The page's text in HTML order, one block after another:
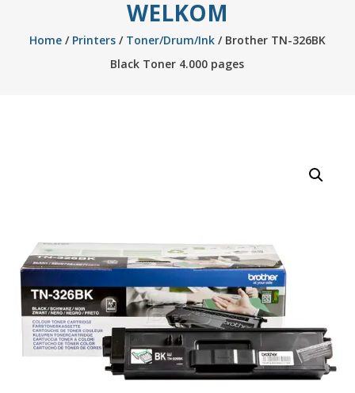
WELKOM
Home/ Printers/ Toner/Drum/Ink/ Brother TN-326BK
Black Toner 4.000 pages